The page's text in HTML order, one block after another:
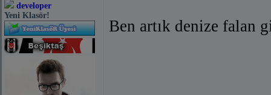
developer
Yeni Klasör!
Ben artık denize falan